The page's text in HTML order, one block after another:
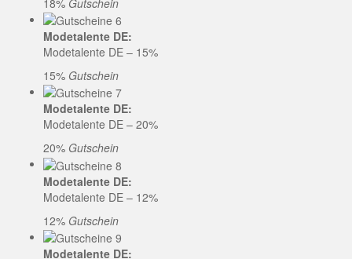
Modetalente DE:
Modetalente DE – 15%
15% Gutschein
Modetalente DE:
Modetalente DE – 20%
20% Gutschein
Modetalente DE:
Modetalente DE – 12%
12% Gutschein
Modetalente DE: